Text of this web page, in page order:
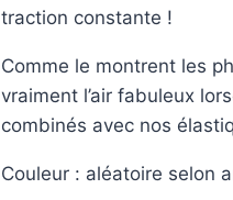
traction constante !
Comme le montrent les
vraiment l’air fabuleux
combinés avec nos
Couleur : aléatoire selon